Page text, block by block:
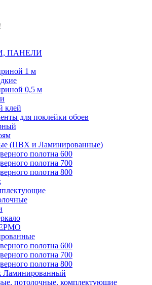
ПАНЕЛИ
1 м
0,5 м
клей
для поклейки обоев
(ПВХ и Ламинированные)
полотна 600
полотна 700
полотна 800
полотна 600
полотна 700
полотна 800
Ламинированный
потолочные, комплектующие